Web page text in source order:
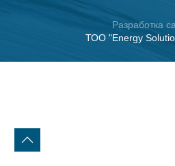
Разработка
ТОО "Energy